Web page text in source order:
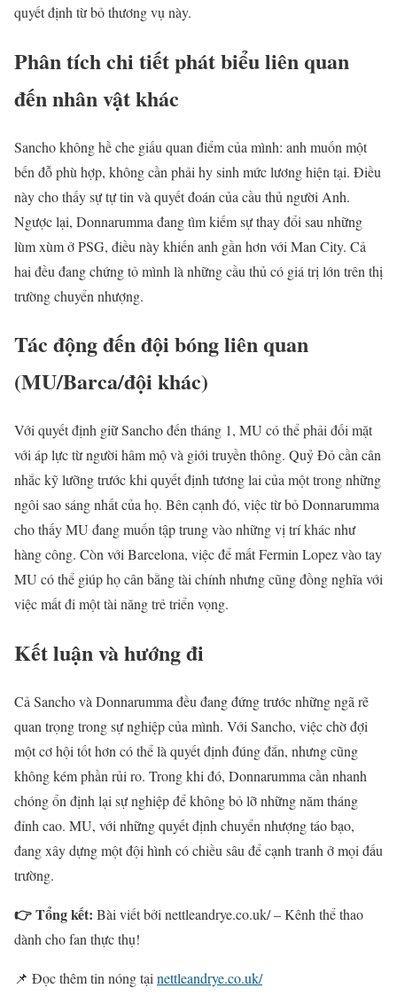
quyết định từ bỏ thương vụ này.
Phân tích chi tiết phát biểu liên quan
đến nhân vật khác
Sancho không hề che giấu quan điểm của mình: anh muốn một
bến đỗ phù hợp, không cần phải hy sinh mức lương hiện tại. Điều
này cho thấy sự tự tin và quyết đoán của cầu thủ người Anh.
Ngược lại, Donnarumma đang tìm kiếm sự thay đổi sau những
lùm xùm ở PSG, điều này khiến anh gần hơn với Man City. Cả
hai đều đang chứng tỏ mình là những cầu thủ có giá trị lớn trên thị
trường chuyển nhượng.
Tác động đến đội bóng liên quan
(MU/Barca/đội khác)
Với quyết định giữ Sancho đến tháng 1, MU có thể phải đối mặt
với áp lực từ người hâm mộ và giới truyền thông. Quỷ Đỏ cần cân
nhắc kỹ lưỡng trước khi quyết định tương lai của một trong những
ngôi sao sáng nhất của họ. Bên cạnh đó, việc từ bỏ Donnarumma
cho thấy MU đang muốn tập trung vào những vị trí khác như
hàng công. Còn với Barcelona, việc để mất Fermin Lopez vào tay
MU có thể giúp họ cân bằng tài chính nhưng cũng đồng nghĩa với
việc mất đi một tài năng trẻ triển vọng.
Kết luận và hướng đi
Cả Sancho và Donnarumma đều đang đứng trước những ngã rẽ
quan trọng trong sự nghiệp của mình. Với Sancho, việc chờ đợi
một cơ hội tốt hơn có thể là quyết định đúng đắn, nhưng cũng
không kém phần rủi ro. Trong khi đó, Donnarumma cần nhanh
chóng ổn định lại sự nghiệp để không bỏ lỡ những năm tháng
đỉnh cao. MU, với những quyết định chuyển nhượng táo bạo,
đang xây dựng một đội hình có chiều sâu để cạnh tranh ở mọi đấu
trường.
👉 Tổng kết: Bài viết bởi nettleandrye.co.uk/ – Kênh thể thao
dành cho fan thực thụ!
📌 Đọc thêm tin nóng tại nettleandrye.co.uk/